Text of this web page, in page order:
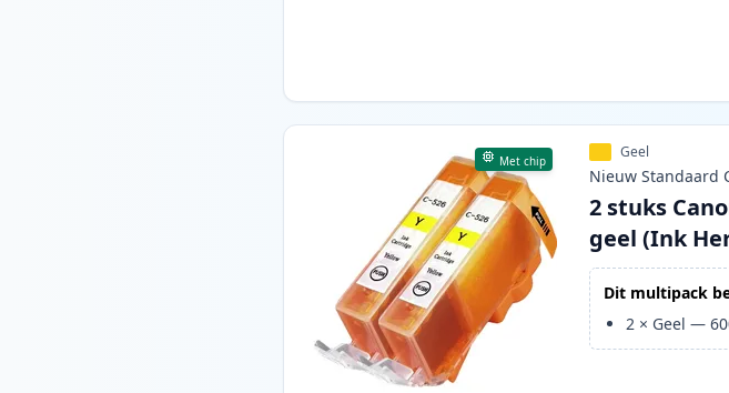
Met chip Geel
Nieuw Standaard
2 stuks
geel (Ink
Dit multipack
2 × Geel —